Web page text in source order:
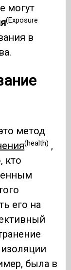
могут
(Exposure
в
метод
(health) ,
кто
его на
была в